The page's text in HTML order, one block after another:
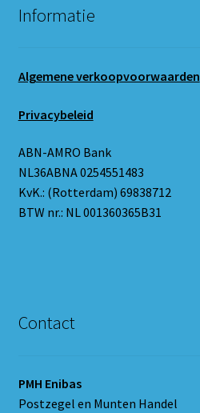
Informatie
Algemene verkoopvoorwaarden
Privacybeleid
ABN-AMRO Bank
NL36ABNA 0254551483
KvK.: (Rotterdam) 69838712
BTW nr.: NL 001360365B31
Contact
PMH Enibas
Postzegel en Munten Handel